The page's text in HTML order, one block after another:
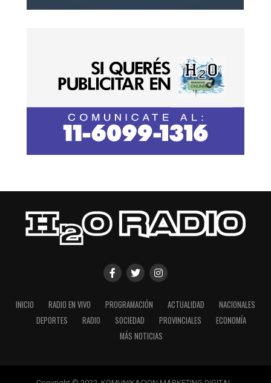
INICIO RADIO EN VIVO PROGRAMACIÓN ACTUALIDAD
NACIONALES
DEPORTES
RADIO SOCIEDAD PROVINCIALES
ECONOMÍA
MÁS NOTICIAS